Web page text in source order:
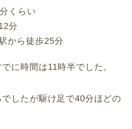
くらい
分
から徒歩25分
に時間は11時半でした。
したが駆け足で40分ほどの